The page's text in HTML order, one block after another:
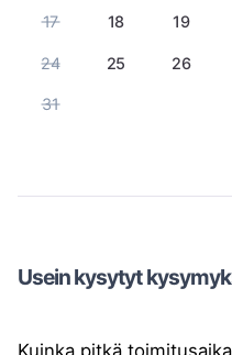
17 18 19
24 25 26
31
Usein kysytyt
Kuinka pitkä